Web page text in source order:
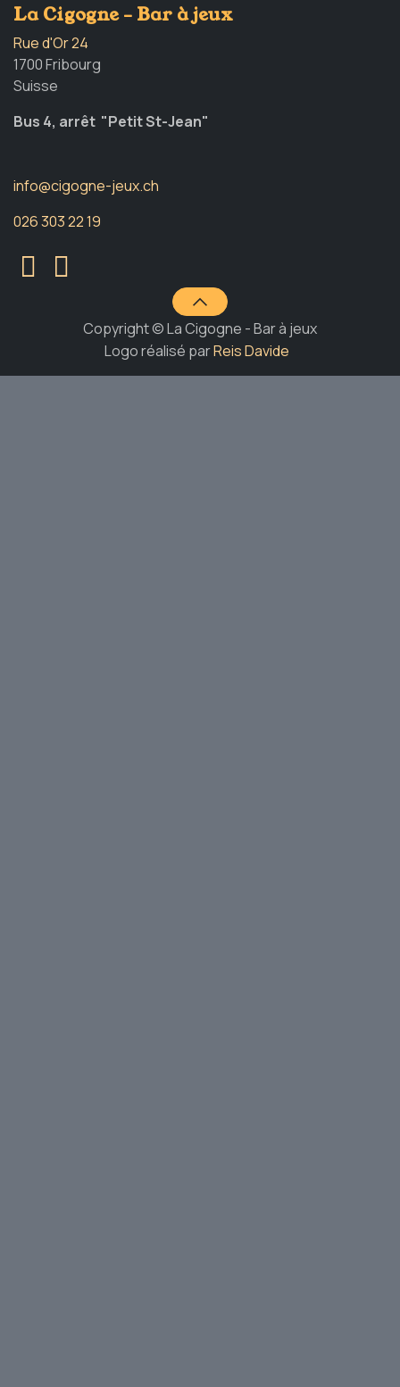
La Cigogne - Bar à jeux
Rue d'Or 24
1700 Fribourg
Suisse
Bus 4, arrêt "Petit St-Jean"
info@cigogne-jeux.ch
026 303 22 19
Copyright © La Cigogne - Bar à jeux
Logo réalisé parReis Davide